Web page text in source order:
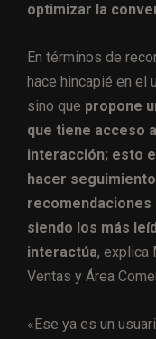
optimizar la
En términos de
hace hincapié en el
sino que propone
que tiene acceso
interacción; esto
hacer
siendo los más
interactúa, explica
Ventas y Área
«Ese ya es un